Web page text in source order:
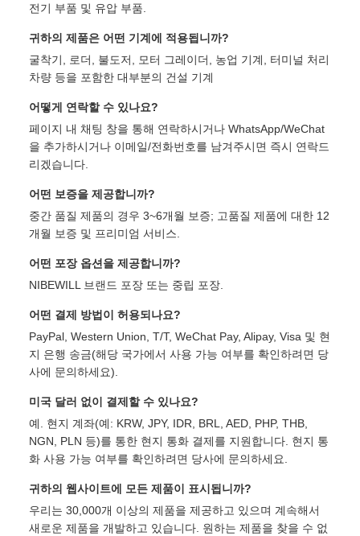
전기 부품 및 유압 부품.
귀하의 제품은 어떤 기계에 적용됩니까?
굴착기, 로더, 불도저, 모터 그레이더, 농업 기계, 터미널 처리
차량 등을 포함한 대부분의 건설 기계
어떻게 연락할 수 있나요?
페이지 내 채팅 창을 통해 연락하시거나 WhatsApp/WeChat
을 추가하시거나 이메일/전화번호를 남겨주시면 즉시 연락드
리겠습니다.
어떤 보증을 제공합니까?
중간 품질 제품의 경우 3~6개월 보증; 고품질 제품에 대한 12
개월 보증 및 프리미엄 서비스.
어떤 포장 옵션을 제공합니까?
NIBEWILL 브랜드 포장 또는 중립 포장.
어떤 결제 방법이 허용되나요?
PayPal, Western Union, T/T, WeChat Pay, Alipay, Visa 및 현
지 은행 송금(해당 국가에서 사용 가능 여부를 확인하려면 당
사에 문의하세요).
미국 달러 없이 결제할 수 있나요?
예. 현지 계좌(예: KRW, JPY, IDR, BRL, AED, PHP, THB,
NGN, PLN 등)를 통한 현지 통화 결제를 지원합니다. 현지 통
화 사용 가능 여부를 확인하려면 당사에 문의하세요.
귀하의 웹사이트에 모든 제품이 표시됩니까?
우리는 30,000개 이상의 제품을 제공하고 있으며 계속해서
새로운 제품을 개발하고 있습니다. 원하는 제품을 찾을 수 없